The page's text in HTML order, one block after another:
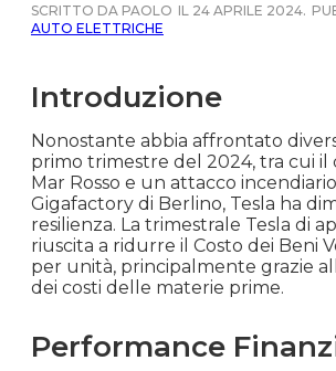
SCRITTO DA PAOLO IL 24 APRILE 2024.
AUTO ELETTRICHE
Introduzione
Nonostante abbia affrontato
primo trimestre del 2024, tra cui il
Mar Rosso e un attacco
Gigafactory di Berlino, Tesla ha
resilienza. La trimestrale Tesla di
riuscita a ridurre il Costo dei Beni
per unità, principalmente grazie
dei costi delle materie prime.
Performance